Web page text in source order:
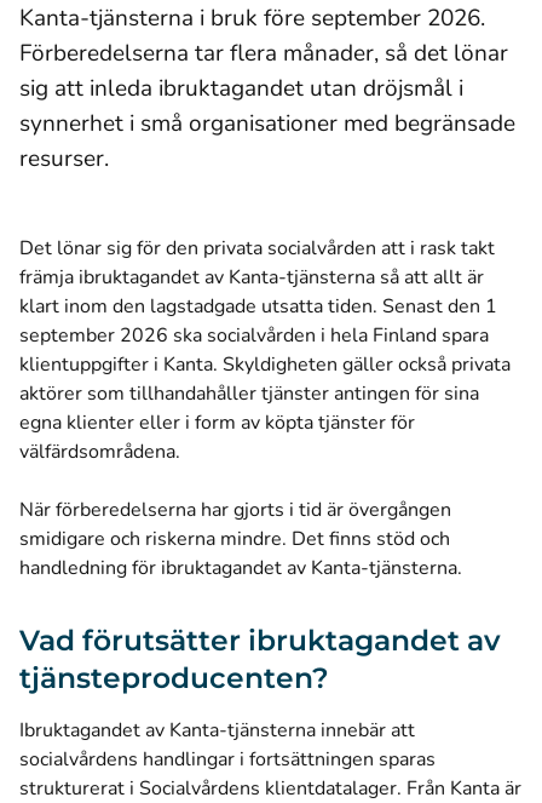
Kanta-tjänsterna i bruk före september 2026.
Förberedelserna tar flera månader, så det lönar
sig att inleda ibruktagandet utan dröjsmål i
synnerhet i små organisationer med begränsade
resurser.
Det lönar sig för den privata socialvården att i rask takt
främja ibruktagandet av Kanta-tjänsterna så att allt är
klart inom den lagstadgade utsatta tiden. Senast den 1
september 2026 ska socialvården i hela Finland spara
klientuppgifter i Kanta. Skyldigheten gäller också privata
aktörer som tillhandahåller tjänster antingen för sina
egna klienter eller i form av köpta tjänster för
välfärdsområdena.
När förberedelserna har gjorts i tid är övergången
smidigare och riskerna mindre. Det finns stöd och
handledning för ibruktagandet av Kanta-tjänsterna.
Vad förutsätter ibruktagandet av
tjänsteproducenten?
Ibruktagandet av Kanta-tjänsterna innebär att
socialvårdens handlingar i fortsättningen sparas
strukturerat i Socialvårdens klientdatalager. Från Kanta är